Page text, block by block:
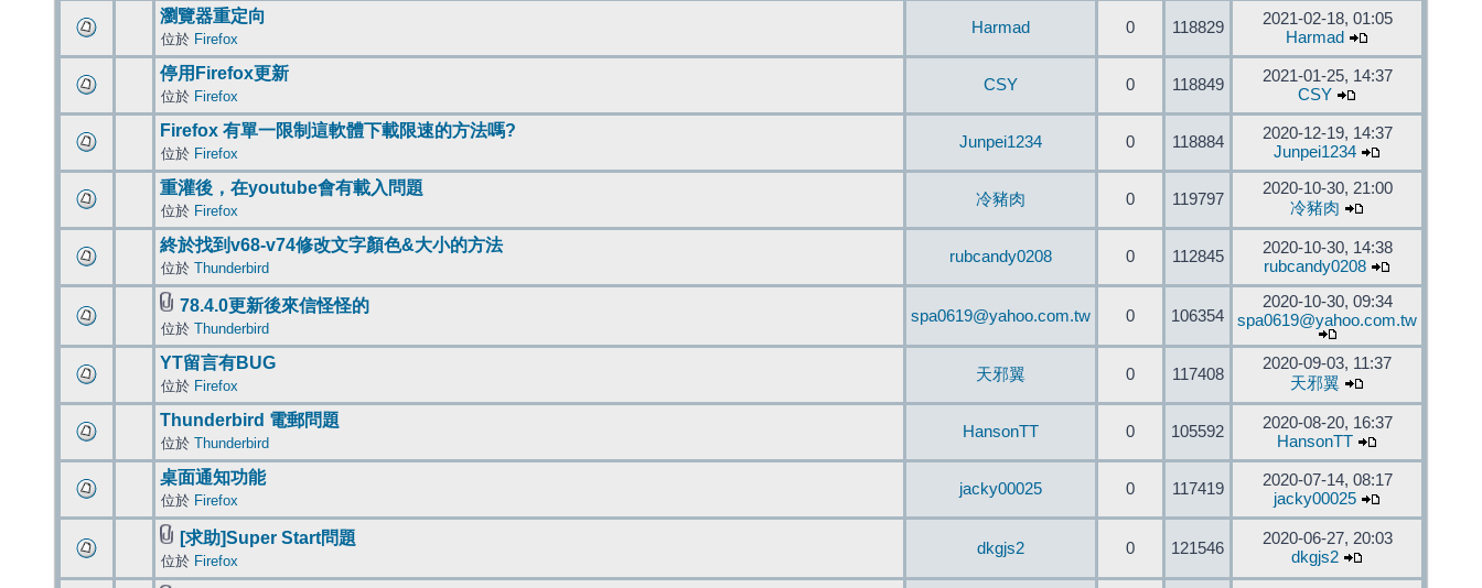
瀏覽器重定向
位於 Firefox
Harmad 0 118829
2021-02-18, 01:05
Harmad
停用Firefox更新
位於 Firefox
CSY 0 118849
2021-01-25, 14:37
CSY
Firefox 有單一限制這軟體下載限速的方法嗎?
位於 Firefox
Junpei1234 0 118884
2020-12-19, 14:37
Junpei1234
重灌後，在youtube會有載入問題
位於 Firefox
冷豬肉 0 119797
2020-10-30, 21:00
冷豬肉
終於找到v68-v74修改文字顏色&大小的方法
位於 Thunderbird
rubcandy0208 0 112845
2020-10-30, 14:38
rubcandy0208
78.4.0更新後來信怪怪的
位於 Thunderbird
spa0619@yahoo.com.tw 0 106354
2020-10-30, 09:34
spa0619@yahoo.com.tw
YT留言有BUG
位於 Firefox
天邪翼 0 117408
2020-09-03, 11:37
天邪翼
Thunderbird 電郵問題
位於 Thunderbird
HansonTT 0 105592
2020-08-20, 16:37
HansonTT
桌面通知功能
位於 Firefox
jacky00025 0 117419
2020-07-14, 08:17
jacky00025
[求助]Super Start問題
位於 Firefox
dkgjs2 0 121546
2020-06-27, 20:03
dkgjs2